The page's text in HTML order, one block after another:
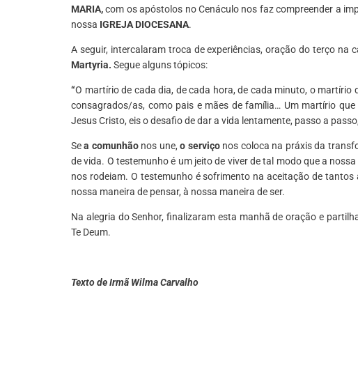
MARIA,com os apóstolos no Cenáculo nos faz compreender a
nossa IGREJA DIOCESANA.
A seguir, intercalaram troca de experiências, oração do terço na
Martyria. Segue alguns tópicos:
“O martírio de cada dia, de cada hora, de cada minuto, o
consagrados/as, como pais e mães de família… Um martírio
Jesus Cristo, eis o desafio de dar a vida lentamente, passo a
Sea comunhãonos une,o serviço nos coloca na práxis da
de vida. O testemunho é um jeito de viver de tal modo que a
nos rodeiam. O testemunho é sofrimento na aceitação de
nossa maneira de pensar, à nossa maneira de ser.
Na alegria do Senhor, finalizaram esta manhã de oração e
Te Deum.
Texto de Irmã Wilma Carvalho